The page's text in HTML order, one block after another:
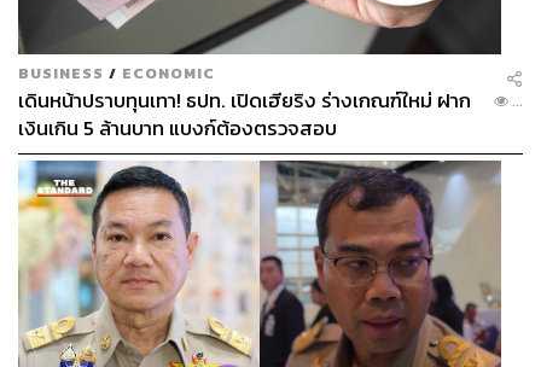
BUSINESS / ECONOMIC
เดินหน้าปราบทุนเทา! ธปท. เปิดเฮียริง ร่างเกณฑ์ใหม่ ฝาก
เงินเกิน 5 ล้านบาท แบงก์ต้องตรวจสอบ
...